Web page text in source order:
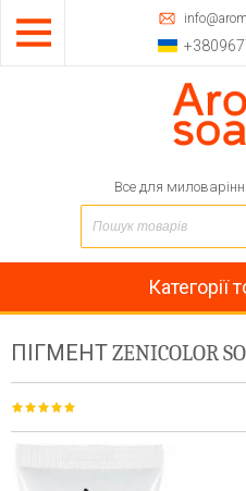
Все для
Категорії
ПІГМЕНТ ZENICOLOR